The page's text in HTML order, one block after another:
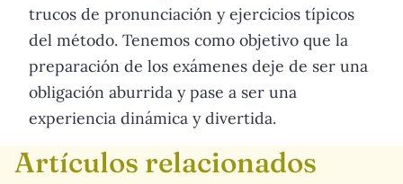
trucos de pronunciación y ejercicios típicos
del método. Tenemos como objetivo que la
preparación de los exámenes deje de ser una
obligación aburrida y pase a ser una
experiencia dinámica y divertida.
Artículos relacionados